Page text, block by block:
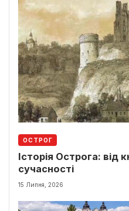
ОСТРОГ
Історія Острога: від
сучасності
15 Липня, 2026